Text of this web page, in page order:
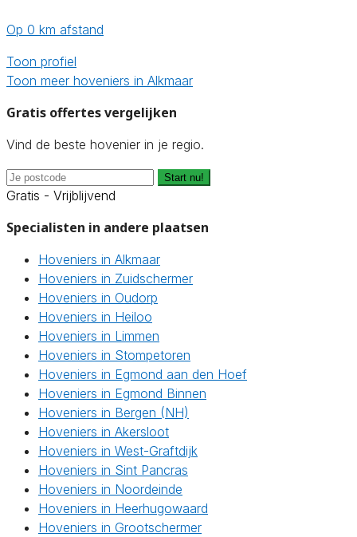
Op 0 km afstand
Toon profiel
Toon meer hoveniers in Alkmaar
Gratis offertes vergelijken
Vind de beste hovenier in je regio.
Start nu!
Gratis - Vrijblijvend
Specialisten in andere plaatsen
Hoveniers in Alkmaar
Hoveniers in Zuidschermer
Hoveniers in Oudorp
Hoveniers in Heiloo
Hoveniers in Limmen
Hoveniers in Stompetoren
Hoveniers in Egmond aan den Hoef
Hoveniers in Egmond Binnen
Hoveniers in Bergen (NH)
Hoveniers in Akersloot
Hoveniers in West-Graftdijk
Hoveniers in Sint Pancras
Hoveniers in Noordeinde
Hoveniers in Heerhugowaard
Hoveniers in Grootschermer